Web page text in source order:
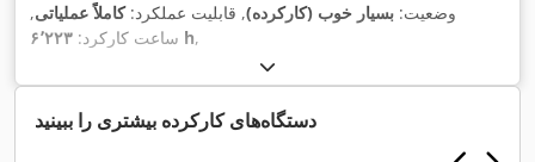
وضعیت: بسیار خوب (کارکرده), قابلیت عملکرد:کاملاً عملیاتی,
ساعت کارکرد: ۶٬۲۲۳ h,
دستگاه‌های کارکرده بیشتری را ببینید